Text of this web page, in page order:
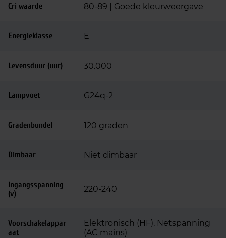
Cri waarde 80-89 | Goede kleurweergave
Energieklasse E
Levensduur (uur) 30.000
Lampvoet G24q-2
Gradenbundel 120 graden
Dimbaar Niet dimbaar
Ingangsspanning
(v)
220-240
Voorschakelappar
aat
Elektronisch (HF), Netspanning
(AC mains)